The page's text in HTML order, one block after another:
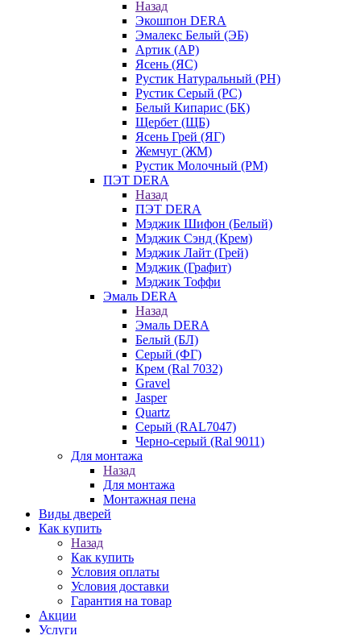
Назад
Экошпон DERA
Эмалекс Белый (ЭБ)
Артик (АР)
Ясень (ЯС)
Рустик Натуральный (РН)
Рустик Серый (РС)
Белый Кипарис (БК)
Щербет (ЩБ)
Ясень Грей (ЯГ)
Жемчуг (ЖМ)
Рустик Молочный (РМ)
ПЭТ DERA
Назад
ПЭТ DERA
Мэджик Шифон (Белый)
Мэджик Сэнд (Крем)
Мэджик Лайт (Грей)
Мэджик (Графит)
Мэджик Тоффи
Эмаль DERA
Назад
Эмаль DERA
Белый (БЛ)
Серый (ФГ)
Крем (Ral 7032)
Gravel
Jasper
Quartz
Серый (RAL7047)
Черно-серый (Ral 9011)
Для монтажа
Назад
Для монтажа
Монтажная пена
Виды дверей
Как купить
Назад
Как купить
Условия оплаты
Условия доставки
Гарантия на товар
Акции
Услуги